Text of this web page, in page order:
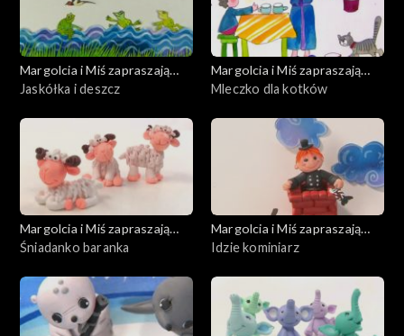
Margolcia i Miś zapraszają
dziś
Jaskółka i deszcz
Margolcia i Miś zapraszają
dziś
Mleczko dla kotków
Margolcia i Miś zapraszają
dziś
Śniadanko baranka
Margolcia i Miś zapraszają
dziś
Idzie kominiarz